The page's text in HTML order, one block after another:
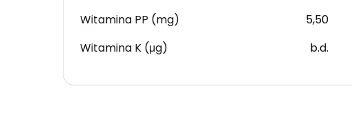
Witamina PP (mg)
5,50
Witamina K (μg)
b.d.